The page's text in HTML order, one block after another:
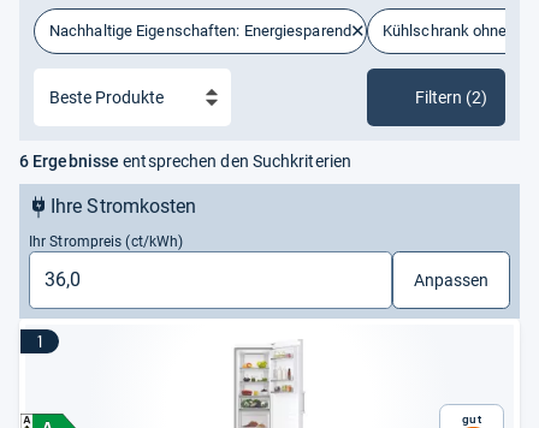
Nachhaltige Eigenschaften: Energiesparend Kühlschrank ohne
Filtern (2)
6 Ergebnisse entsprechen den Suchkriterien
Ihre Stromkosten
Ihr Strompreis (ct/kWh)
Anpassen
1
Gut